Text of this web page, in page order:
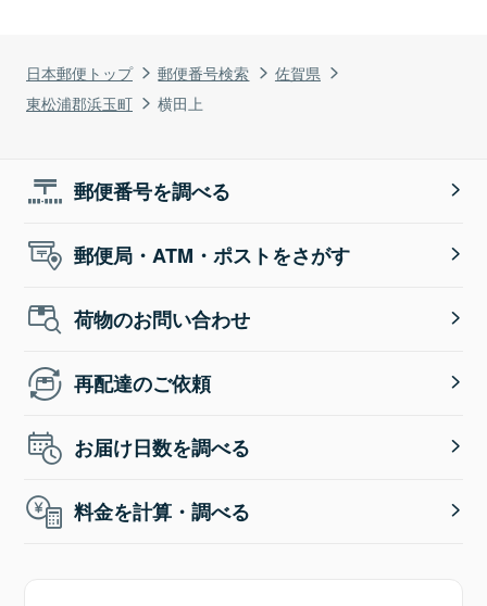
日本郵便トップ 郵便番号検索
佐賀県
東松浦郡浜玉町
横田上
郵便番号を調べる
郵便局・ATM・ポストをさがす
荷物のお問い合わせ
再配達のご依頼
お届け日数を調べる
料金を計算・調べる